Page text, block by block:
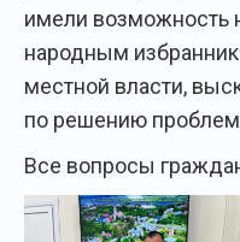
имели возможность
народным
местной власти,
по решению
Все вопросы